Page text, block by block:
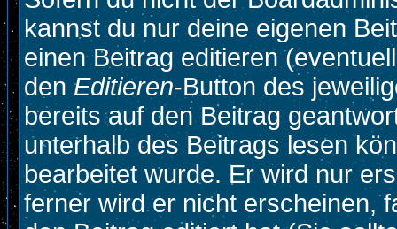
kannst du nur deine eigenen
einen Beitrag editieren
den Editieren-Button des
bereits auf den Beitrag
unterhalb des Beitrags lesen
bearbeitet wurde. Er wird nur
ferner wird er nicht erscheinen,